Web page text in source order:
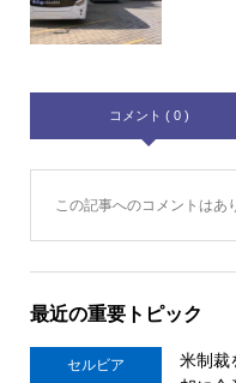
コメント ( 0 )
この記事へのコメントはあ
最近の重要トピック
セルビア
米制裁